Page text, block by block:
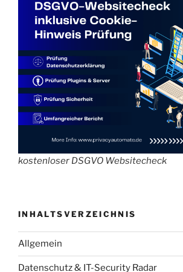
kostenloser DSGVO Websitecheck
INHALTSVERZEICHNIS
Allgemein
Datenschutz & IT-Security Radar